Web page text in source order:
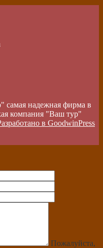
самая надежная фирма в
компания "Ваш тур"
в GoodwinPress
Пожалуйста,